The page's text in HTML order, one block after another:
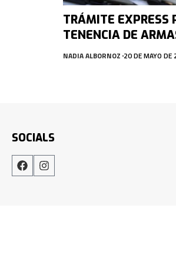
TRÁMITE EXPRESS
TENENCIA DE
NADIA ALBORNOZ 20 DE MAYO DE
SOCIALS